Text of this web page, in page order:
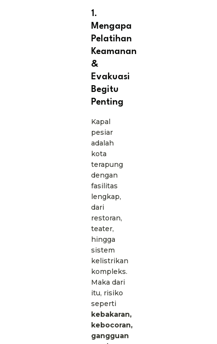
1.
Mengapa
Pelatihan
Keamanan
&
Evakuasi
Begitu
Penting
Kapal
pesiar
adalah
kota
terapung
dengan
fasilitas
lengkap,
dari
restoran,
teater,
hingga
sistem
kelistrikan
kompleks.
Maka dari
itu, risiko
seperti
kebakaran,
kebocoran,
gangguan